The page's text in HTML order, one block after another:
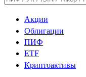
Акции
Облигации
ПИФ
ETF
Криптоактивы